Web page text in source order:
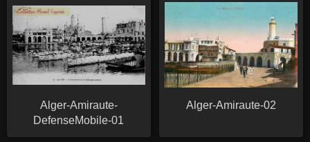
Alger-Amiraute-
DefenseMobile-01
Alger-Amiraute-02